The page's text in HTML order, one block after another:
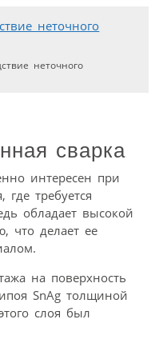
неточного
сварка
интересен при
где требуется
обладает высокой
что делает ее
на поверхность
SnAg толщиной
слоя был